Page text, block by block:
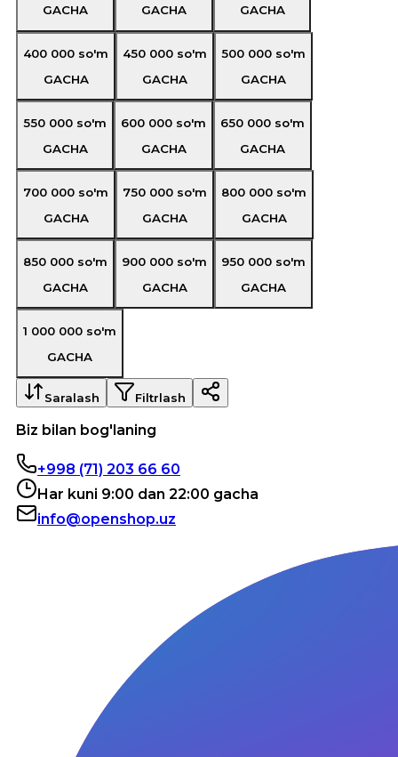
GACHA
GACHA
GACHA
400 000 so'm
GACHA
450 000 so'm
GACHA
500 000 so'm
GACHA
550 000 so'm
GACHA
600 000 so'm
GACHA
650 000 so'm
GACHA
700 000 so'm
GACHA
750 000 so'm
GACHA
800 000 so'm
GACHA
850 000 so'm
GACHA
900 000 so'm
GACHA
950 000 so'm
GACHA
1 000 000 so'm
GACHA
Saralash Filtrlash
Biz bilan bog'laning
+998 (71) 203 66 60
Har kuni 9:00 dan 22:00 gacha
info@openshop.uz